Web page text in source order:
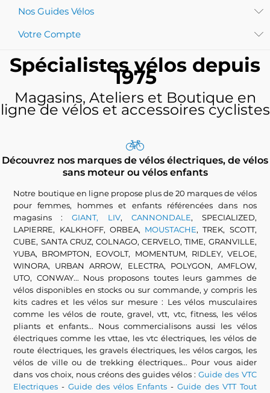
Nos Guides Vélos
Votre Compte
Spécialistes vélos depuis
1975
Magasins, Ateliers et Boutique en
ligne de vélos et accessoires cyclistes
Découvrez nos marques de vélos électriques, de vélos
sans moteur ou vélos enfants
Notre boutique en ligne propose plus de 20 marques de vélos
pour femmes, hommes et enfants référencées dans nos
magasins :GIANT, LIV, CANNONDALE, SPECIALIZED,
LAPIERRE, KALKHOFF, ORBEA, MOUSTACHE, TREK, SCOTT,
CUBE, SANTA CRUZ, COLNAGO, CERVELO, TIME, GRANVILLE,
YUBA, BROMPTON, EOVOLT, MOMENTUM, RIDLEY, VELOE,
WINORA, URBAN ARROW, ELECTRA, POLYGON, AMFLOW,
UTO, CONWAY... Nous proposons toutes leurs gammes de
vélos disponibles en stocks ou sur commande, y compris les
kits cadres et les vélos sur mesure : Les vélos musculaires
comme les vélos de route, gravel, vtt, vtc, fitness, les vélos
pliants et enfants... Nous commercialisons aussi les vélos
électriques comme les vttae, les vtc électriques, les vélos de
route électriques, les gravels électriques, les vélos cargos, les
vélos de ville ou de trekking électriques... Pour vous aider
dans vos choix, nous créons des guides vélos :Guide des VTC
Electriques -Guide des vélos Enfants - Guide des VTT Tout